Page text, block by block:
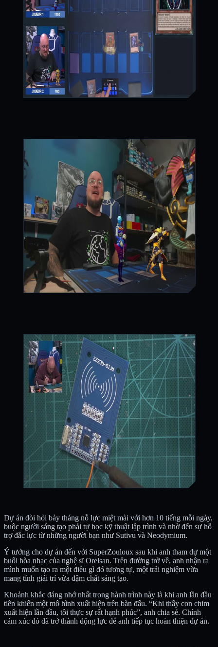
Dự án đòi hỏi bảy tháng nỗ lực miệt mài với hơn 10 tiếng mỗi ngày,
buộc người sáng tạo phải tự học kỹ thuật lập trình và nhờ đến sự hỗ
trợ đắc lực từ những người bạn như Sutivu và Neodymium.
Ý tưởng cho dự án đến với SuperZouloux sau khi anh tham dự một
buổi hòa nhạc của nghệ sĩ Orelsan. Trên đường trở về, anh nhận ra
mình muốn tạo ra một điều gì đó tương tự, một trải nghiệm vừa
mang tính giải trí vừa đậm chất sáng tạo.
Khoảnh khắc đáng nhớ nhất trong hành trình này là khi anh lần đầu
tiên khiến một mô hình xuất hiện trên bàn đấu. “Khi thấy con chim
xuất hiện lần đầu, tôi thực sự rất hạnh phúc”, anh chia sẻ. Chính
cảm xúc đó đã trở thành động lực để anh tiếp tục hoàn thiện dự án.